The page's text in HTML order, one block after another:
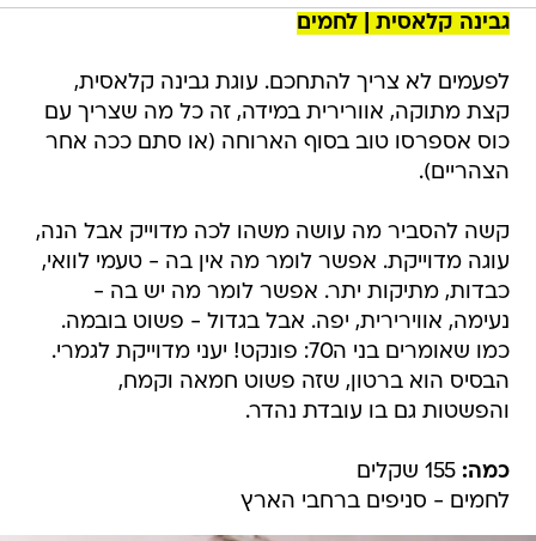
גבינה קלאסית | לחמים
לפעמים לא צריך להתחכם. עוגת גבינה קלאסית,
קצת מתוקה, אוורירית במידה, זה כל מה שצריך עם
כוס אספרסו טוב בסוף הארוחה (או סתם ככה אחר
הצהריים).
קשה להסביר מה עושה משהו לכה מדוייק אבל הנה,
עוגה מדוייקת. אפשר לומר מה אין בה - טעמי לוואי,
כבדות, מתיקות יתר. אפשר לומר מה יש בה -
נעימה, אווירירית, יפה. אבל בגדול - פשוט בובמה.
כמו שאומרים בני ה70: פונקט! יעני מדוייקת לגמרי.
הבסיס הוא ברטון, שזה פשוט חמאה וקמח,
והפשטות גם בו עובדת נהדר.
כמה: 155 שקלים
לחמים - סניפים ברחבי הארץ